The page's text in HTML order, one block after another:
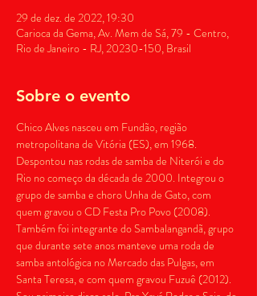
29 de dez. de 2022, 19:30
Carioca da Gema, Av. Mem de Sá, 79 - Centro,
Rio de Janeiro - RJ, 20230-150, Brasil
Sobre o evento
Chico Alves nasceu em Fundão, região
metropolitana de Vitória (ES), em 1968.
Despontou nas rodas de samba de Niterói e do
Rio no começo da década de 2000. Integrou o
grupo de samba e choro Unha de Gato, com
quem gravou o CD Festa Pro Povo (2008).
Também foi integrante do Sambalangandã, grupo
que durante sete anos manteve uma roda de
samba antológica no Mercado das Pulgas, em
Santa Teresa, e com quem gravou Fuzuê (2012).